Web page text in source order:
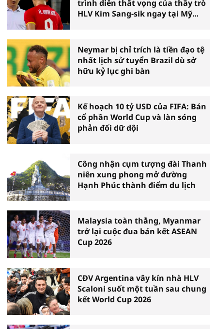
trình diễn thất vọng của thầy trò
HLV Kim Sang-sik ngay tại Mỹ
Neymar bị chỉ trích là tiền đạo tệ
nhất lịch sử tuyển Brazil dù sở
hữu kỷ lục ghi bàn
Kế hoạch 10 tỷ USD của FIFA: Bán
cổ phần World Cup và làn sóng
phản đối dữ dội
Công nhận cụm tượng đài Thanh
niên xung phong mở đường
Hạnh Phúc thành điểm du lịch
Malaysia toàn thắng, Myanmar
trở lại cuộc đua bán kết ASEAN
Cup 2026
CĐV Argentina vây kín nhà HLV
Scaloni suốt một tuần sau chung
kết World Cup 2026